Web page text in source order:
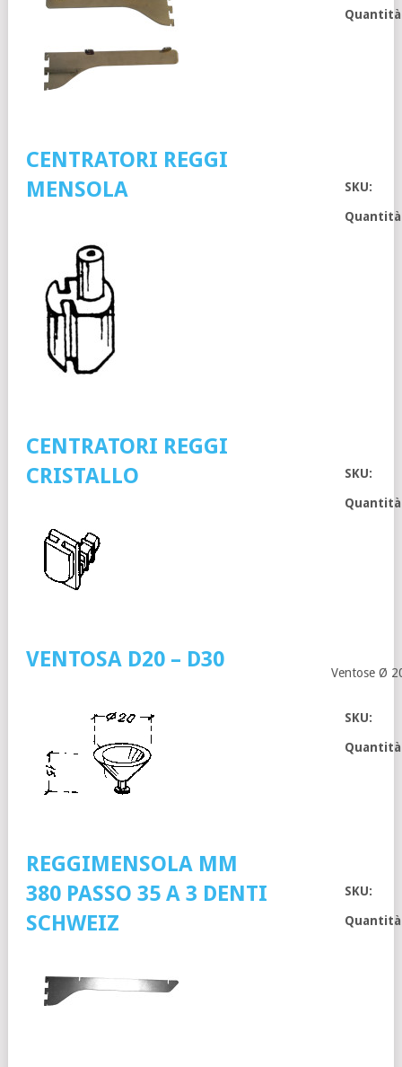
CENTRATORI REGGI
MENSOLA
SKU:
CENTRATORI REGGI
CRISTALLO
SKU:
VENTOSA D20 – D30
Ventose Ø
SKU:
REGGIMENSOLA MM
380 PASSO 35 A 3 DENTI
SCHWEIZ
SKU: